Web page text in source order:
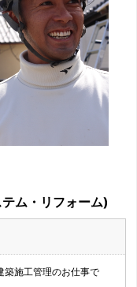
ム・リフォーム)
築施工管理のお仕事で